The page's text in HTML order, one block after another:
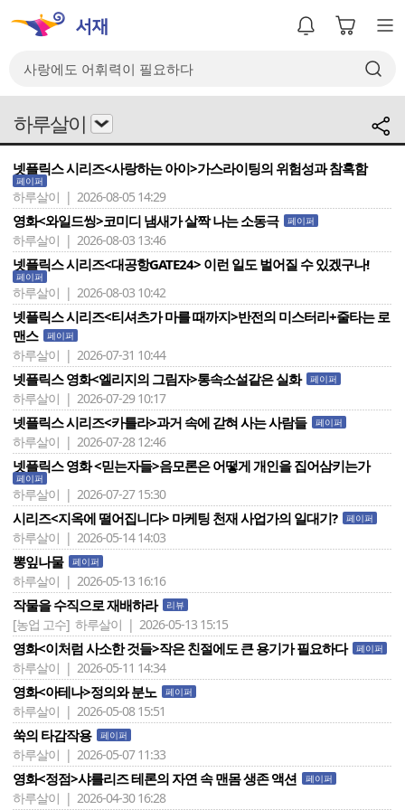
하루살이
넷플릭스 시리즈<사랑하는 아이>가스라이팅의 위험성과 참혹함
페이퍼
하루살이 | 2026-08-05 14:29
영화<와일드씽>코미디 냄새가 살짝 나는 소동극 페이퍼
하루살이 | 2026-08-03 13:46
넷플릭스 시리즈<대공항GATE24> 이런 일도 벌어질 수 있겠구나!
페이퍼
하루살이 | 2026-08-03 10:42
넷플릭스 시리즈<티셔츠가 마를 때까지>반전의 미스터리+줄타는 로
맨스
페이퍼
하루살이 | 2026-07-31 10:44
넷플릭스 영화<엘리지의 그림자>통속소설같은 실화 페이퍼
하루살이 | 2026-07-29 10:17
넷플릭스 시리즈<카틀라>과거 속에 갇혀 사는 사람들 페이퍼
하루살이 | 2026-07-28 12:46
넷플릭스 영화 <믿는자들>음모론은 어떻게 개인을 집어삼키는가
페이퍼
하루살이 | 2026-07-27 15:30
시리즈<지옥에 떨어집니다> 마케팅 천재 사업가의 일대기? 페이퍼
하루살이 | 2026-05-14 14:03
뽕잎나물 페이퍼
하루살이 | 2026-05-13 16:16
작물을 수직으로 재배하라 리뷰
[농업 고수] 하루살이 | 2026-05-13 15:15
영화<이처럼 사소한 것들>작은 친절에도 큰 용기가 필요하다 페이퍼
하루살이 | 2026-05-11 14:34
영화<아테나>정의와 분노 페이퍼
하루살이 | 2026-05-08 15:51
쑥의 타감작용 페이퍼
하루살이 | 2026-05-07 11:33
영화<정점>샤를리즈 테론의 자연 속 맨몸 생존 액션 페이퍼
하루살이 | 2026-04-30 16:28